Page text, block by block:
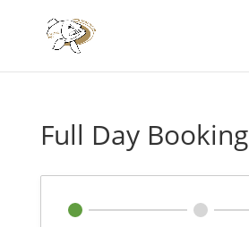
Full Day Booking